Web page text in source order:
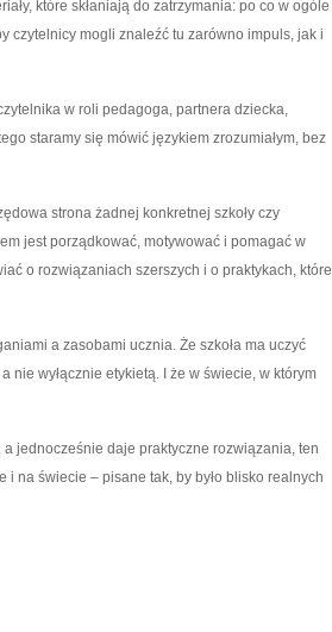
które skłaniają do zatrzymania: po co w ogóle
czytelnicy mogli znaleźć tu zarówno impuls, jak i
w roli pedagoga, partnera dziecka,
staramy się mówić językiem zrozumiałym, bez
strona żadnej konkretnej szkoły czy
jest porządkować, motywować i pomagać w
o rozwiązaniach szerszych i o praktykach, które
a zasobami ucznia. Że szkoła ma uczyć
nie wyłącznie etykietą. I że w świecie, w którym
jednocześnie daje praktyczne rozwiązania, ten
i na świecie – pisane tak, by było blisko realnych